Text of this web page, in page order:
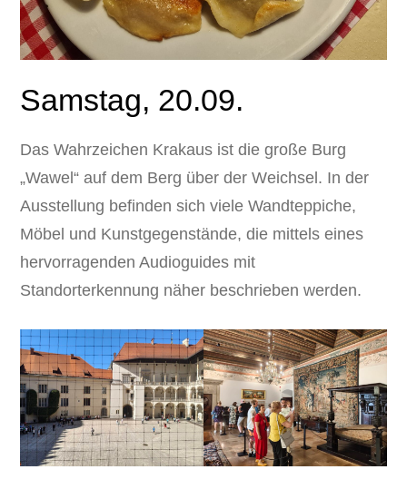
Samstag, 20.09.
Das Wahrzeichen Krakaus ist die große Burg
„Wawel“ auf dem Berg über der Weichsel. In der
Ausstellung befinden sich viele Wandteppiche,
Möbel und Kunstgegenstände, die mittels eines
hervorragenden Audioguides mit
Standorterkennung näher beschrieben werden.